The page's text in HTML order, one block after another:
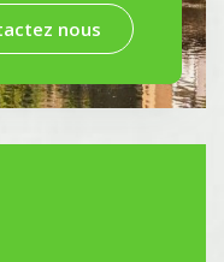
nous